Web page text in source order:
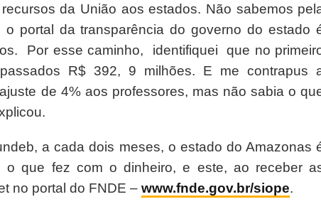
da União aos estados. Não sabemos
portal da transparência do governo do estado
Por esse caminho, identifiquei que no
R$ 392, 9 milhões. E me contrapus
de 4% aos professores, mas não sabia o
a cada dois meses, o estado do Amazonas
o que fez com o dinheiro, e este, ao receber
no portal do FNDE –www.fnde.gov.br/siope.